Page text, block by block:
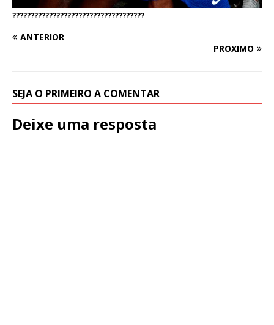
????????????????????????????????????
ANTERIOR
PRÓXIMO
SEJA O PRIMEIRO A COMENTAR
Deixe uma resposta